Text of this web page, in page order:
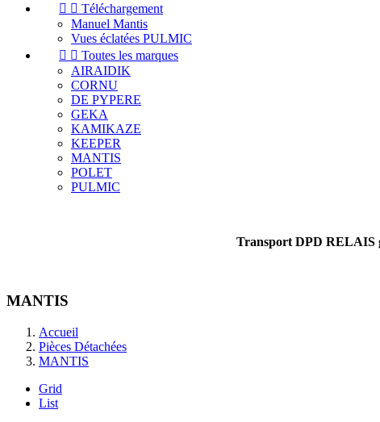
  Téléchargement
Manuel Mantis
Vues éclatées PULMIC
  Toutes les marques
AIRAIDIK
CORNU
DE PYPERE
GEKA
KAMIKAZE
KEEPER
MANTIS
POLET
PULMIC
Transport DPD RELAIS
MANTIS
Accueil
Pièces Détachées
MANTIS
Grid
List